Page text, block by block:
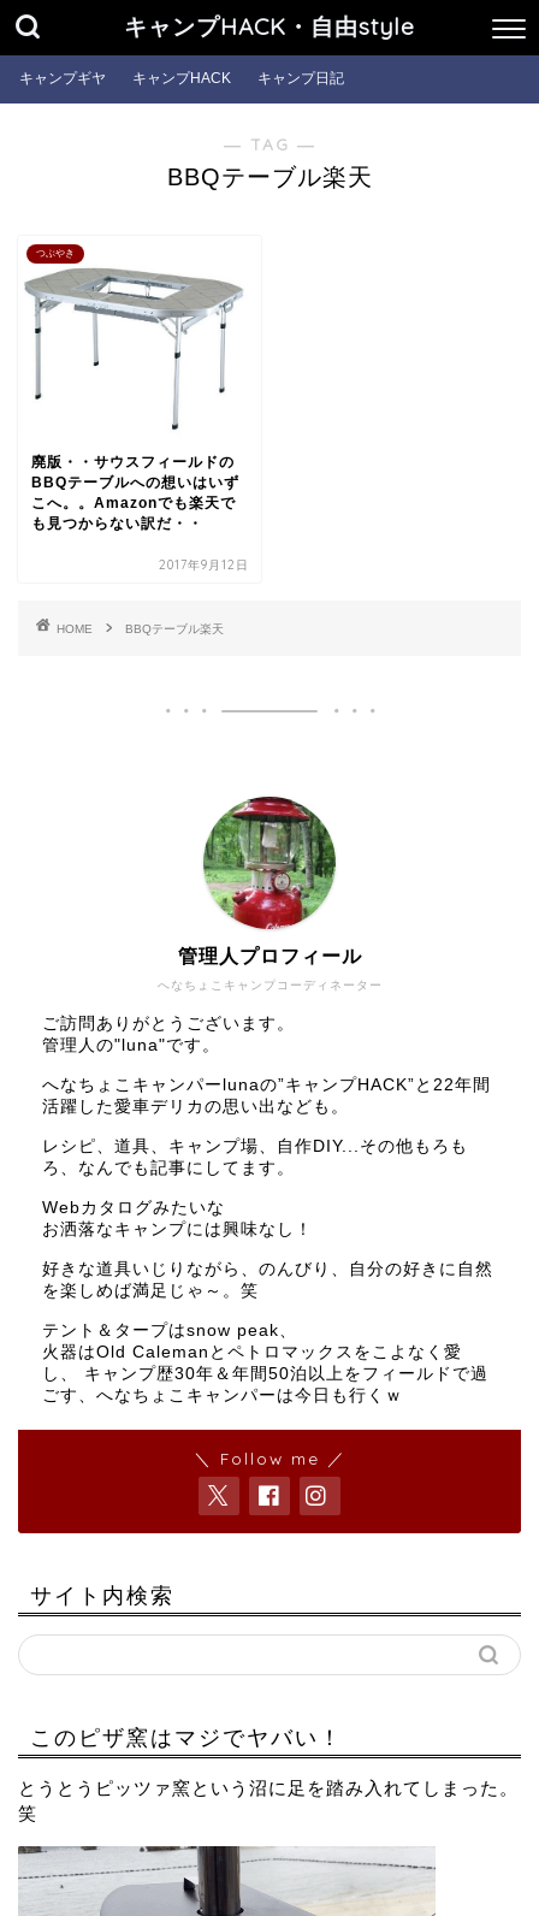
キャンプHACK・自由style
キャンプギヤ キャンプHACK キャンプ日記
― TAG ―
BBQテーブル楽天
つぶやき
廃版・・サウスフィールドの
BBQテーブルへの想いはいず
こへ。。Amazonでも楽天で
も見つからない訳だ・・
2017年9月12日
HOME BBQテーブル楽天
へなちょこキャンプコーディネーター
管理人プロフィール
ご訪問ありがとうございます。
管理人の"luna"です。
へなちょこキャンパーlunaの”キャンプHACK”と22年間
活躍した愛車デリカの思い出なども。
レシピ、道具、キャンプ場、自作DIY...その他もろも
ろ、なんでも記事にしてます。
Webカタログみたいな
お洒落なキャンプには興味なし！
好きな道具いじりながら、のんびり、自分の好きに自然
を楽しめば満足じゃ～。笑
テント＆タープはsnow peak、
火器はOld Calemanとペトロマックスをこよなく愛
し、 キャンプ歴30年＆年間50泊以上をフィールドで過
ごす、へなちょこキャンパーは今日も行くｗ
＼ Follow me ／
サイト内検索
このピザ窯はマジでヤバい！
とうとうピッツァ窯という沼に足を踏み入れてしまった。
笑